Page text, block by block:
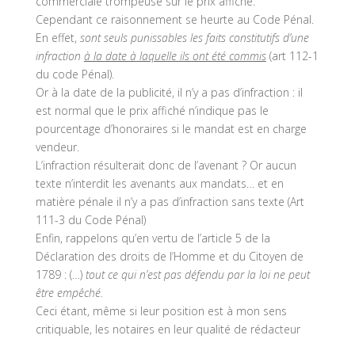
Cependant ce raisonnement se heurte au Code Pénal.
En effet, sont seuls punissables les faits constitutifs d’une
infraction à la date à laquelle ils ont été commis(art 112-1
du code Pénal).
Or à la date de la publicité, il n’y a pas d’infraction : il
est normal que le prix affiché n’indique pas le
pourcentage d’honoraires si le mandat est en charge
vendeur.
L’infraction résulterait donc de l’avenant ? Or aucun
texte n’interdit les avenants aux mandats… et en
matière pénale il n’y a pas d’infraction sans texte (Art
111-3 du Code Pénal)
Enfin, rappelons qu’en vertu de l’article 5 de la
Déclaration des droits de l’Homme et du Citoyen de
1789 : (…) tout ce qui n’est pas défendu par la loi ne peut
être empêché.
Ceci étant, même si leur position est à mon sens
critiquable, les notaires en leur qualité de rédacteur